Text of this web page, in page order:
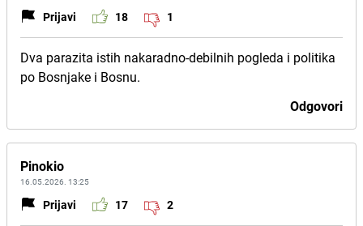
Prijavi 18 1
Dva parazita istih nakaradno-debilnih pogleda i politika
po Bosnjake i Bosnu.
Odgovori
Pinokio
16.05.2026. 13:25
Prijavi 17 2